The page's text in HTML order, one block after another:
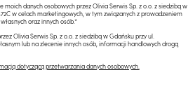
danych osobowych przez Olivia Serwis Sp. z o.o. z siedzibą w
w celach marketingowych, w tym związanych z prowadzeniem
oraz innych osób.*
Olivia Serwis Sp. z o.o. z siedzibą w Gdańsku przy ul.
lub na zlecenie innych osób, informacji handlowych drogą
dotyczącą przetwarzania danych osobowych.